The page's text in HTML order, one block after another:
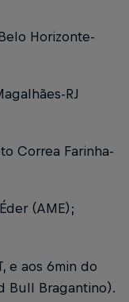
Horizonte-
RJ
Correa Farinha-
(AME);
e aos 6min do
Bull Bragantino).